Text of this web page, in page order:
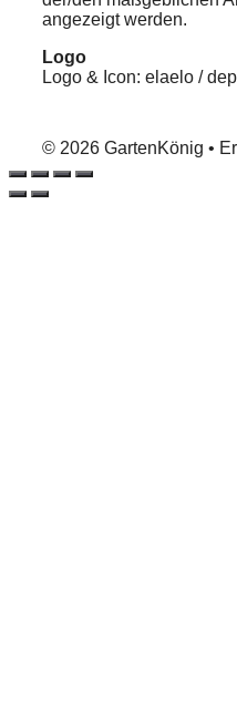
angezeigt werden.
Logo
Logo & Icon: elaelo /
© 2026 GartenKönig •